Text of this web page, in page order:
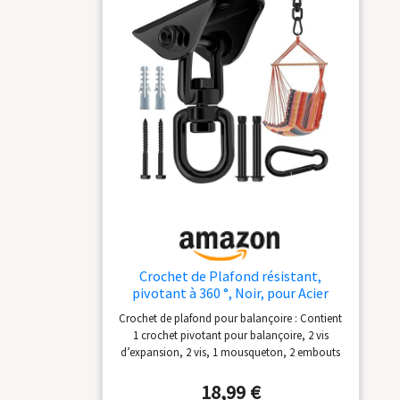
Crochet de Plafond résistant,
pivotant à 360 °, Noir, pour Acier
Inoxydable 304, Suspension pour
Salle de Gym, Yoga, véranda en Bois
Crochet de plafond pour balançoire : Contient
1 crochet pivotant pour balançoire, 2 vis
d’expansion, 2 vis, 1 mousqueton, 2 embouts
à 360° pour le kit de plafond peuvent supporter
18,99 €